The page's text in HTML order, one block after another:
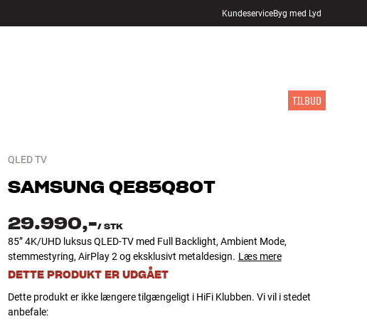
KundeserviceByg med Lyd
TILBUD
QLED TV
SAMSUNG QE85Q80T
29.990,-/ STK
85” 4K/UHD luksus QLED-TV med Full Backlight, Ambient Mode,
stemmestyring, AirPlay 2 og eksklusivt metaldesign. Læs mere
DETTE PRODUKT ER UDGÅET
Dette produkt er ikke længere tilgængeligt i HiFi Klubben. Vi vil i stedet
anbefale: